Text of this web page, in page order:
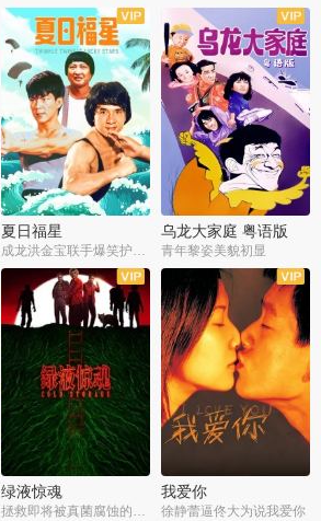
夏日福星
成龙洪金宝联手爆笑护美女
乌龙大家庭 粤语版
青年黎姿美貌初显
绿液惊魂
拯救即将被真菌腐蚀的世界
我爱你
徐静蕾逼佟大为说我爱你